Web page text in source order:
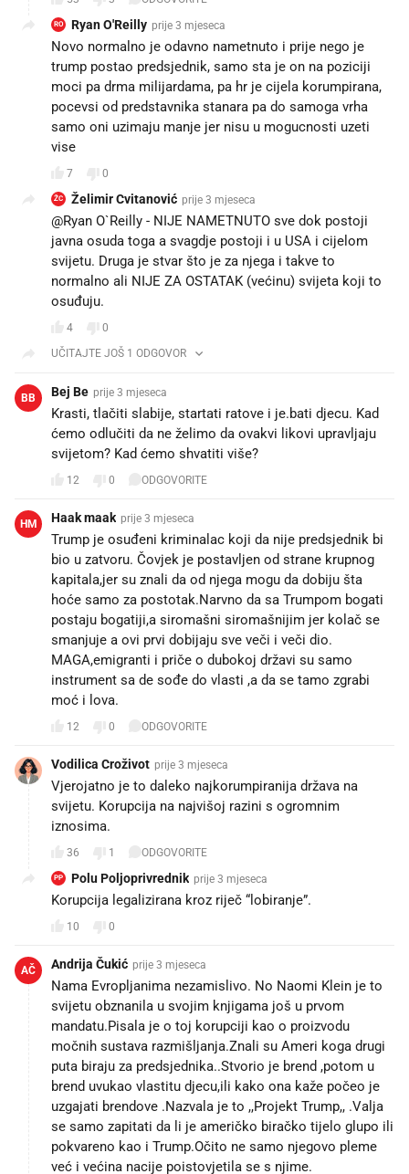
RO Ryan O'Reilly prije 3 mjeseca
Novo normalno je odavno nametnuto i prije nego je
trump postao predsjednik, samo sta je on na poziciji
moci pa drma milijardama, pa hr je cijela korumpirana,
pocevsi od predstavnika stanara pa do samoga vrha
samo oni uzimaju manje jer nisu u mogucnosti uzeti
vise
7 0
ŽC Želimir Cvitanović prije 3 mjeseca
@Ryan O`Reilly - NIJE NAMETNUTO sve dok postoji
javna osuda toga a svagdje postoji i u USA i cijelom
svijetu. Druga je stvar što je za njega i takve to
normalno ali NIJE ZA OSTATAK (većinu) svijeta koji to
osuđuju.
4
0
UČITAJTE JOŠ 1 ODGOVOR
BB Bej Be prije 3 mjeseca
Krasti, tlačiti slabije, startati ratove i je.bati djecu. Kad
ćemo odlučiti da ne želimo da ovakvi likovi upravljaju
svijetom? Kad ćemo shvatiti više?
12 0 ODGOVORITE
HM Haak maak prije 3 mjeseca
Trump je osuđeni kriminalac koji da nije predsjednik bi
bio u zatvoru. Čovjek je postavljen od strane krupnog
kapitala,jer su znali da od njega mogu da dobiju šta
hoće samo za postotak.Narvno da sa Trumpom bogati
postaju bogatiji,a siromašni siromašnijim jer kolač se
smanjuje a ovi prvi dobijaju sve veči i veči dio.
MAGA,emigranti i priče o dubokoj državi su samo
instrument sa de sođe do vlasti ,a da se tamo zgrabi
moć i lova.
12 0 ODGOVORITE
Vodilica Croživot prije 3 mjeseca
Vjerojatno je to daleko najkorumpiranija država na
svijetu. Korupcija na najvišoj razini s ogromnim
iznosima.
36 1 ODGOVORITE
PP Polu Poljoprivrednik prije 3 mjeseca
Korupcija legalizirana kroz riječ “lobiranje”.
10 0
AČ Andrija Čukić prije 3 mjeseca
Nama Evropljanima nezamislivo. No Naomi Klein je to
svijetu obznanila u svojim knjigama još u prvom
mandatu.Pisala je o toj korupciji kao o proizvodu
močnih sustava razmišljanja.Znali su Ameri koga drugi
puta biraju za predsjednika..Stvorio je brend ,potom u
brend uvukao vlastitu djecu,ili kako ona kaže počeo je
uzgajati brendove .Nazvala je to ,,Projekt Trump,, .Valja
se samo zapitati da li je američko biračko tijelo glupo ili
pokvareno kao i Trump.Očito ne samo njegovo pleme
već i većina nacije poistovjetila se s njime.